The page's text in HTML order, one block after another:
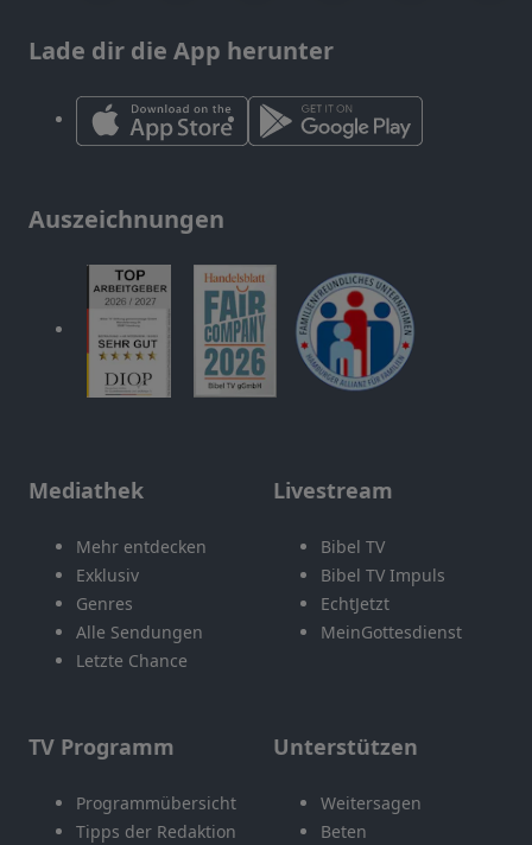
Lade dir die App herunter
Auszeichnungen
Mediathek
Mehr entdecken
Exklusiv
Genres
Alle Sendungen
Letzte Chance
Livestream
Bibel TV
Bibel TV Impuls
EchtJetzt
MeinGottesdienst
TV Programm
Programmübersicht
Tipps der Redaktion
Unterstützen
Weitersagen
Beten